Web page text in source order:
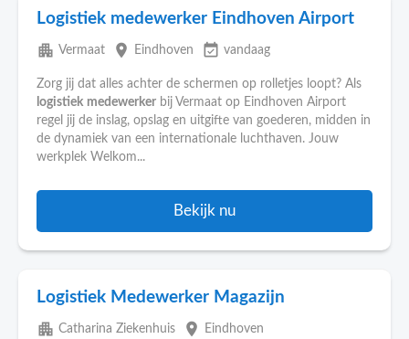
Logistiek medewerker Eindhoven Airport
apartment Vermaat place Eindhoven event_available vandaag
Zorg jij dat alles achter de schermen op rolletjes loopt? Als
logistiek medewerker bij Vermaat op Eindhoven Airport
regel jij de inslag, opslag en uitgifte van goederen, midden in
de dynamiek van een internationale luchthaven. Jouw
werkplek Welkom...
Bekijk nu
Logistiek Medewerker Magazijn
apartment Catharina Ziekenhuis place Eindhoven